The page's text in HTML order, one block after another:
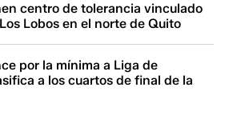
centro de tolerancia vinculado
Lobos en el norte de Quito
por la mínima a Liga de
a los cuartos de final de la